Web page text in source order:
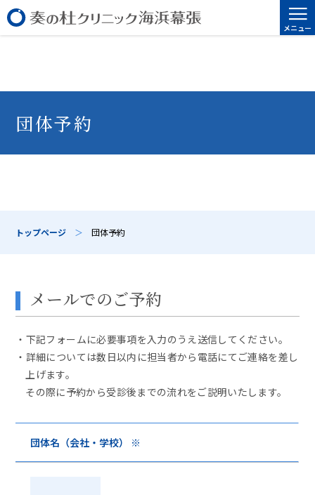
≡
メニュー
団体予約
トップページ ＞団体予約
メールでのご予約
下記フォームに必要事項を入力のうえ送信してください。
詳細については数日以内に担当者から電話にてご連絡を差し
上げます。
その際に予約から受診後までの流れをご説明いたします。
団体名（会社・学校） ※